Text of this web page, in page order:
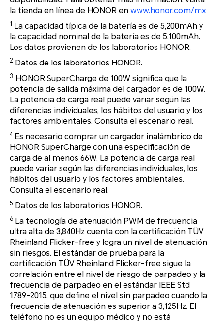
la tienda en línea de HONOR en www.honor.com/mx
1 La capacidad típica de la batería es de 5,200mAh y
la capacidad nominal de la batería es de 5,100mAh.
Los datos provienen de los laboratorios HONOR.
2 Datos de los laboratorios HONOR.
3 HONOR SuperCharge de 100W significa que la
potencia de salida máxima del cargador es de 100W.
La potencia de carga real puede variar según las
diferencias individuales, los hábitos del usuario y los
factores ambientales. Consulta el escenario real.
4 Es necesario comprar un cargador inalámbrico de
HONOR SuperCharge con una especificación de
carga de al menos 66W. La potencia de carga real
puede variar según las diferencias individuales, los
hábitos del usuario y los factores ambientales.
Consulta el escenario real.
5 Datos de los laboratorios HONOR.
6 La tecnología de atenuación PWM de frecuencia
ultra alta de 3,840Hz cuenta con la certificación TÜV
Rheinland Flicker-free y logra un nivel de atenuación
sin riesgos. El estándar de prueba para la
certificación TÜV Rheinland Flicker-free sigue la
correlación entre el nivel de riesgo de parpadeo y la
frecuencia de parpadeo en el estándar IEEE Std
1789-2015, que define el nivel sin parpadeo cuando la
frecuencia de atenuación es superior a 3,125Hz. El
teléfono no es un equipo médico y no está